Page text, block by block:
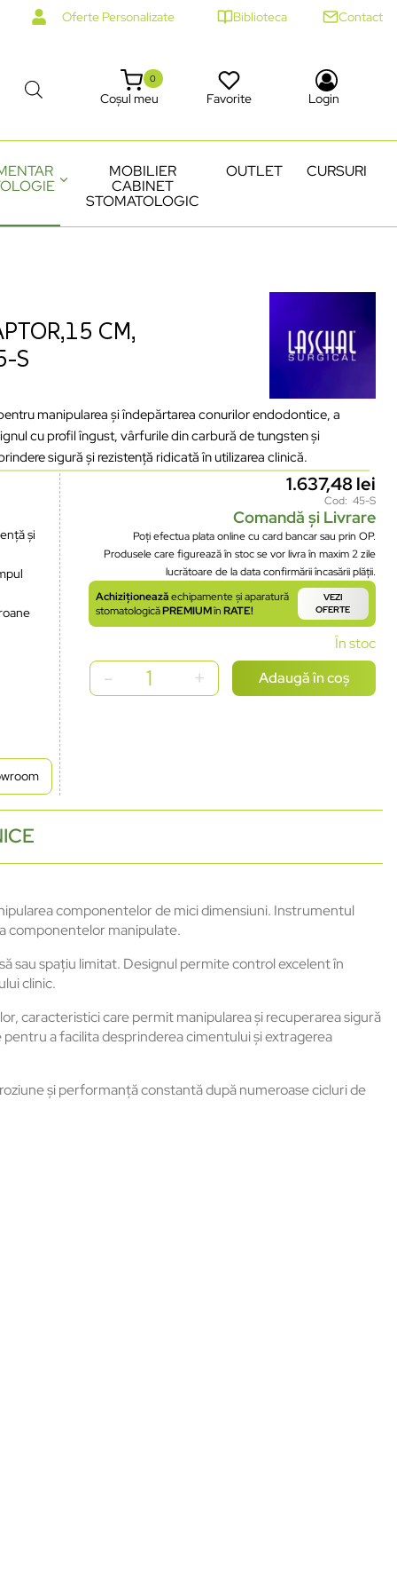
Oferte Personalizate Biblioteca Contact
Coșul meu
0
Favorite Login
MOBILIER
CABINET
STOMATOLOGIC
OUTLET CURSURI
CM,
S
manipularea și îndepărtarea conurilor endodontice, a
cu profil îngust, vârfurile din carbură de tungsten și
sigură și rezistență ridicată în utilizarea clinică.
și
1.637,48lei
Cod: 45-S
Comandă și Livrare
Poți efectua plata online cu card bancar sau prin OP.
Produsele care figurează în stoc se vor livra în maxim 2 zile
lucrătoare de la data confirmării încasării plății.
Achiziționeazăechipamente și aparatură
stomatologicăPREMIUMînRATE!
VEZI
OFERTE
În stoc
Adaugă în coș
componentelor de mici dimensiuni. Instrumentul
componentelor manipulate.
sau spațiu limitat. Designul permite control excelent în
clinic.
caracteristici care permit manipularea și recuperarea sigură
a facilita desprinderea cimentului și extragerea
și performanță constantă după numeroase cicluri de